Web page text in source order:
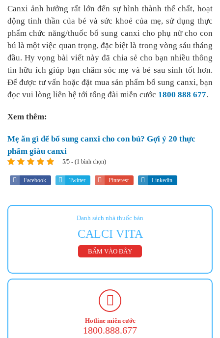
Canxi ảnh hưởng rất lớn đến sự hình thành thể chất, hoạt
động tinh thần của bé và sức khoẻ của mẹ, sử dụng thực
phẩm chức năng/thuốc bổ sung canxi cho phụ nữ cho con
bú là một việc quan trọng, đặc biệt là trong vòng sáu tháng
đầu. Hy vọng bài viết này đã chia sẻ cho bạn nhiều thông
tin hữu ích giúp bạn chăm sóc mẹ và bé sau sinh tốt hơn.
Để được tư vấn hoặc đặt mua sản phẩm bổ sung canxi, bạn
đọc vui lòng liên hệ tới tổng đài miễn cước 1800 888 677.
Xem thêm:
Mẹ ăn gì để bổ sung canxi cho con bú? Gợi ý 20 thực
phẩm giàu canxi
5/5 - (1 bình chọn)
Facebook Twitter Pinterest Linkedin
Danh sách nhà thuốc bán
CALCI VITA
BẤM VÀO ĐÂY
Hotline miễn cước
1800.888.677